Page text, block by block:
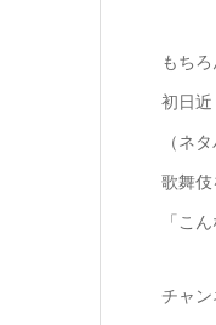
もち
初日近
（ネ
歌舞伎
「こ
チャ